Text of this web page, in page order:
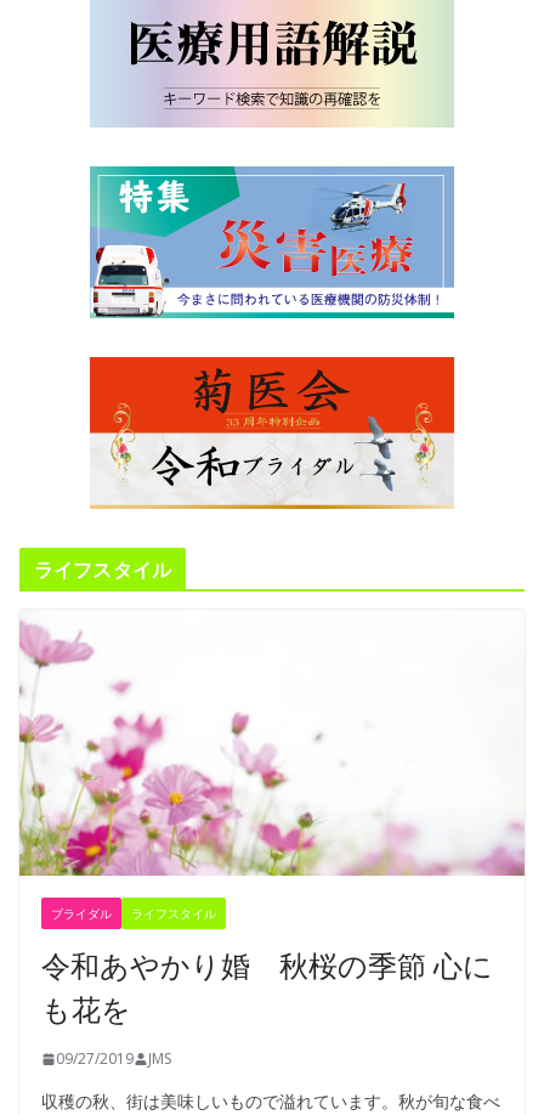
ライフスタイル
ブライダル ライフスタイル
令和あやかり婚 秋桜の季節 心に
も花を
09/27/2019 JMS
収穫の秋、街は美味しいもので溢れています。秋が旬な食べ